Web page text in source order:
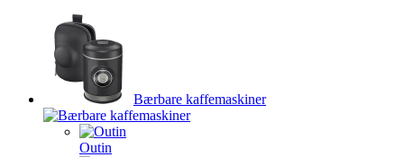
Bærbare kaffemaskiner
Outin